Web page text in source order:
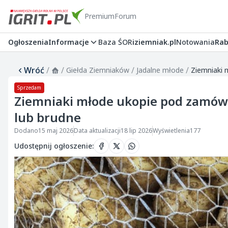
PremiumForum
OgłoszeniaInformacje Baza ŚORiziemniak.plNotowania
Wróć/ / Giełda Ziemniaków / Jadalne młode / Ziemniaki
Sprzedam
Ziemniaki młode ukopie pod
lub brudne
Dodano15 maj 2026Data aktualizacji18 lip 2026Wyświetlenia177
Udostępnij ogłoszenie: